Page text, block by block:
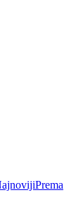
Prema